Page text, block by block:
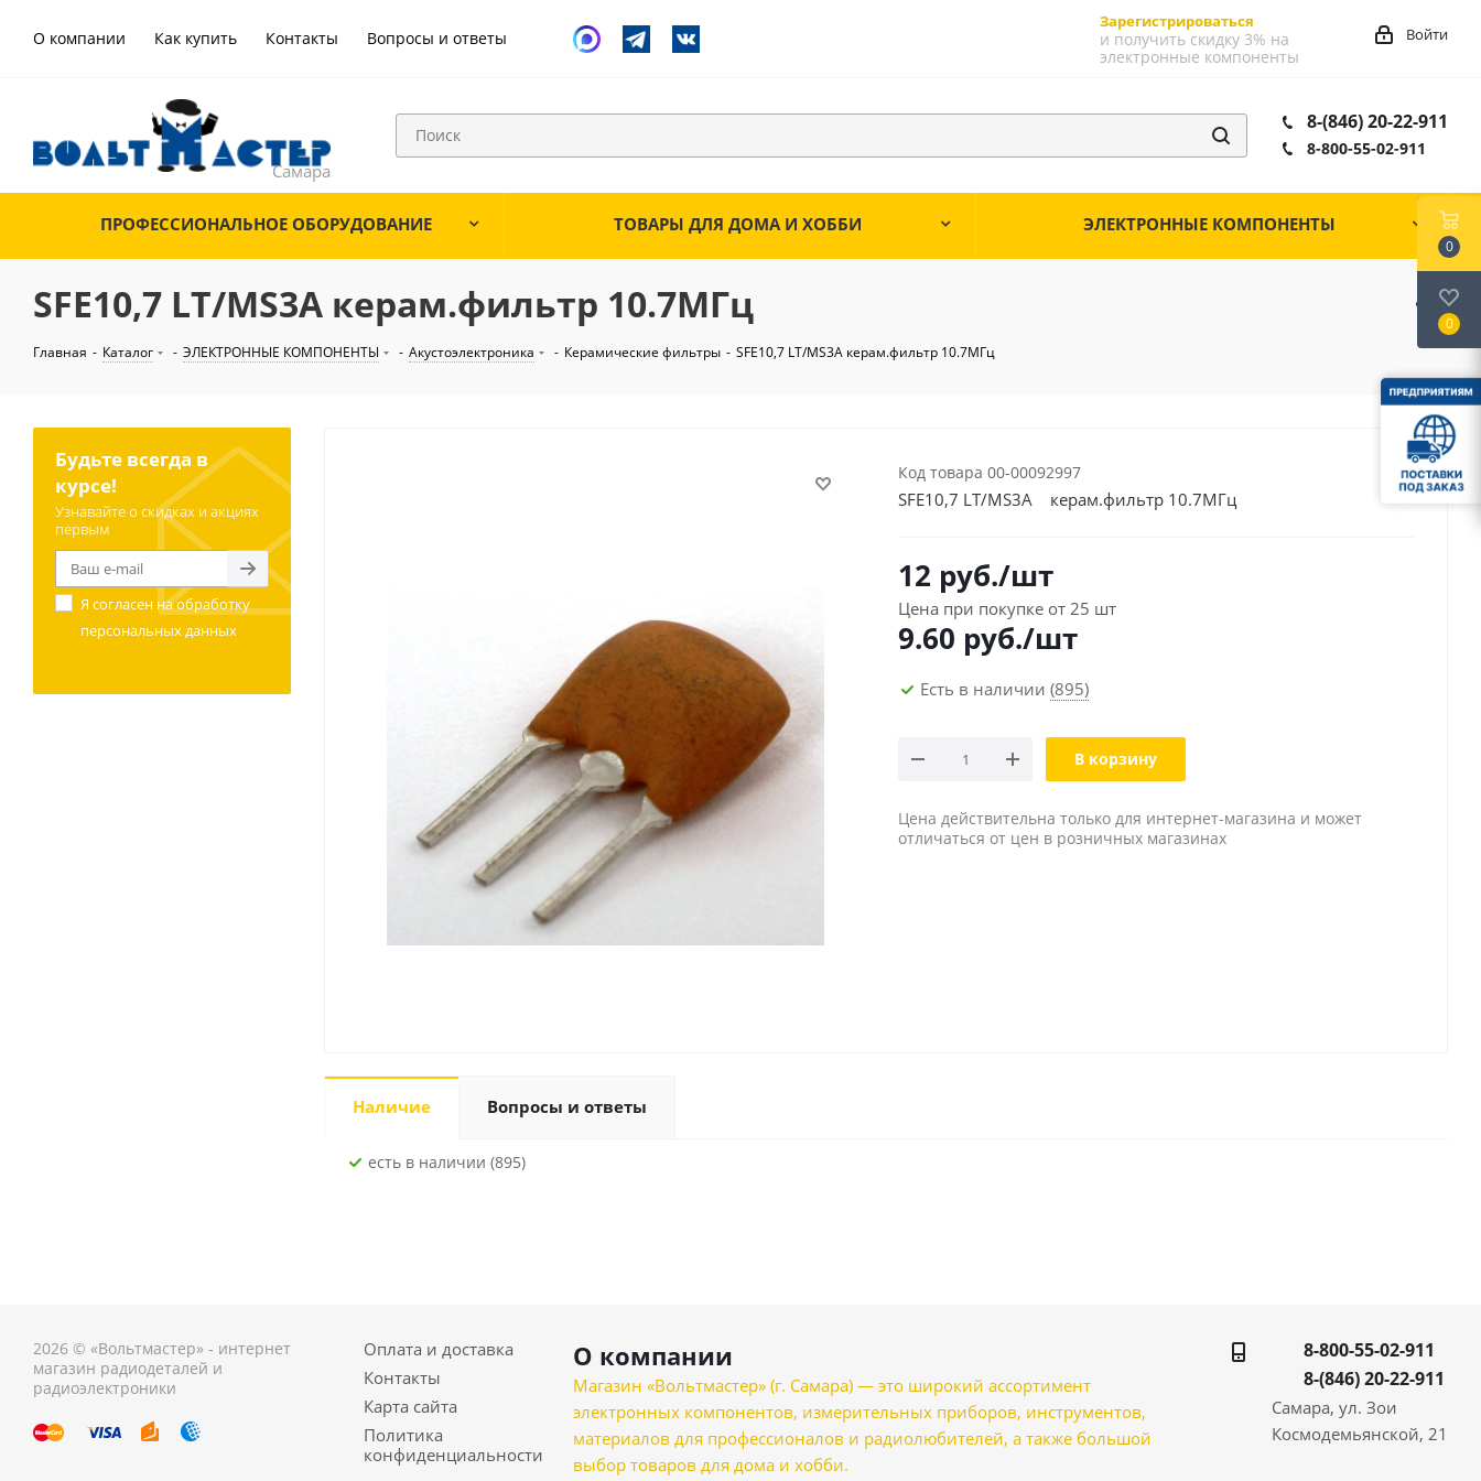
О компании Как купить Контакты Вопросы и ответы
Зарегистрироваться
и получить скидку 3% на
электронные компоненты
Войти
8-(846) 20-22-911
8-800-55-02-911
ПРОФЕССИОНАЛЬНОЕ ОБОРУДОВАНИЕ ТОВАРЫ ДЛЯ ДОМА И ХОББИ ЭЛЕКТРОННЫЕ КОМПОНЕНТЫ
SFE10,7 LT/MS3A керам.фильтр 10.7МГц
Главная - Каталог - ЭЛЕКТРОННЫЕ КОМПОНЕНТЫ - Акустоэлектроника - Керамические фильтры - SFE10,7 LT/MS3A керам.фильтр 10.7МГц
Код товара 00-00092997
SFE10,7 LT/MS3A керам.фильтр 10.7МГц
12 руб./шт
Цена при покупке от 25 шт
9.60 руб./шт
Есть в наличии (895)
В корзину
Цена действительна только для интернет-магазина и может
отличаться от цен в розничных магазинах
Наличие Вопросы и ответы
Есть в наличии (895)
Будьте всегда в
курсе!
Узнавайте о скидках и акциях
первым
Я согласен наобработку
персональных данных
2026 © «Вольтмастер» - интернет
магазин радиодеталей и
радиоэлектроники
Оплата и доставка
Контакты
Карта сайта
Политика
конфиденциальности
О компании
Магазин «Вольтмастер» (г. Самара) — это широкий ассортимент
электронных компонентов, измерительных приборов, инструментов,
материалов для профессионалов и радиолюбителей, а также большой
выбор товаров для дома и хобби.
8-800-55-02-911
8-(846) 20-22-911
Самара, ул. Зои
Космодемьянской, 21
0
0